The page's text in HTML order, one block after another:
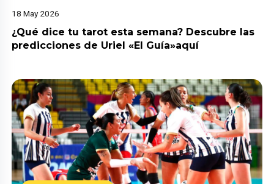
18 May 2026
¿Qué dice tu tarot esta semana? Descubre las
predicciones de Uriel «El Guía»aquí